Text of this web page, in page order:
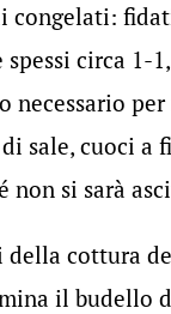
congelati:
spessi circa 1-
necessario
sale, cuoci a
non si sarà
della cottura
il budello